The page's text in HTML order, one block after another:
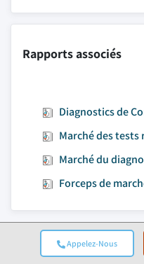
Appelez-Nous
Rapports associés
Diagnostics de
Marché des
Marché du
Forceps de
Accéder au contenu